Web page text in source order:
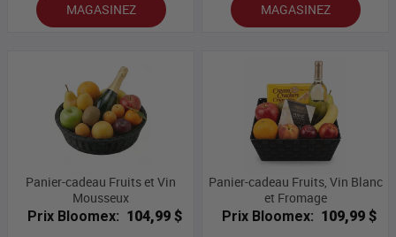
MAGASINEZ MAGASINEZ
Panier-cadeau Fruits et Vin
Mousseux
Prix Bloomex: 104,99 $
Panier-cadeau Fruits, Vin Blanc
et Fromage
Prix Bloomex: 109,99 $